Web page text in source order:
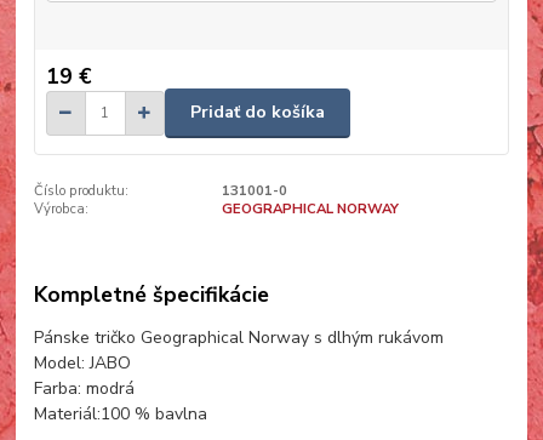
19 €
Pridať do košíka
Číslo produktu:
131001-0
Výrobca:
GEOGRAPHICAL NORWAY
Kompletné špecifikácie
Pánske tričko Geographical Norway s dlhým rukávom
Model: JABO
Farba: modrá
Materiál:100 % bavlna